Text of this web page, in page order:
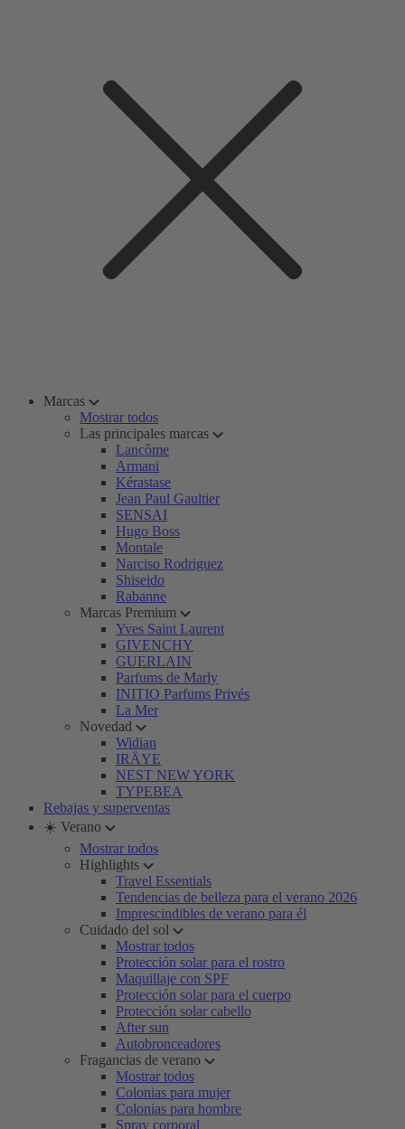
Marcas
Mostrar todos
Las principales marcas
Lancôme
Armani
Kérastase
Jean Paul Gaultier
SENSAI
Hugo Boss
Montale
Narciso Rodriguez
Shiseido
Rabanne
Marcas Premium
Yves Saint Laurent
GIVENCHY
GUERLAIN
Parfums de Marly
INITIO Parfums Privés
La Mer
Novedad
Widian
IRÄYE
NEST NEW YORK
TYPEBEA
Rebajas y superventas
☀️ Verano
Mostrar todos
Highlights
Travel Essentials
Tendencias de belleza para el verano 2026
Imprescindibles de verano para él
Cuidado del sol
Mostrar todos
Protección solar para el rostro
Maquillaje con SPF
Protección solar para el cuerpo
Protección solar cabello
After sun
Autobronceadores
Fragancias de verano
Mostrar todos
Colonias para mujer
Colonias para hombre
Spray corporal